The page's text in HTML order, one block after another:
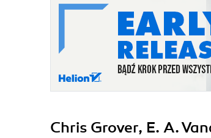
Chris Grover, E. A.